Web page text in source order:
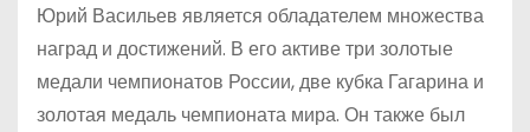
Юрий Васильев является обладателем множества
наград и достижений. В его активе три золотые
медали чемпионатов России, две кубка Гагарина и
золотая медаль чемпионата мира. Он также был